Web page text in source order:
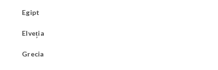
Egipt
Elveția
Grecia